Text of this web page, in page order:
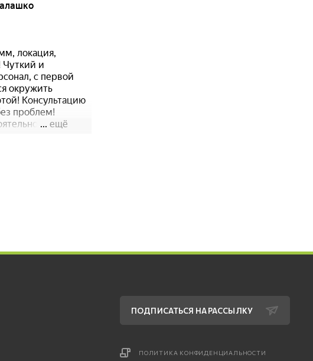
ПОДПИСАТЬСЯ НА РАССЫЛКУ
ПОЛИТИКА КОНФИДЕНЦИАЛЬНОСТИ